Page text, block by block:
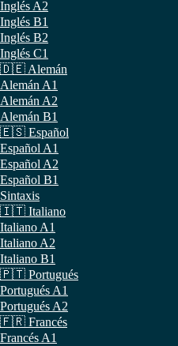
Inglés A2
Inglés B1
Inglés B2
Inglés C1
🇩🇪 Alemán
Alemán A1
Alemán A2
Alemán B1
🇪🇸 Español
Español A1
Español A2
Español B1
Sintaxis
🇮🇹 Italiano
Italiano A1
Italiano A2
Italiano B1
🇵🇹 Portugués
Portugués A1
Portugués A2
🇫🇷 Francés
Francés A1